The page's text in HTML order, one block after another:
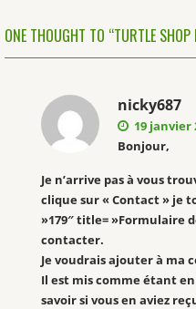
ONE THOUGHT TO “TURTLE SHOP
nicky687
19 janvier
Bonjour,
Je n’arrive pas à vous
clique sur « Contact » je
»179″ title= »Formulaire
contacter.
Je voudrais ajouter à ma
Il est mis comme étant
savoir si vous en aviez